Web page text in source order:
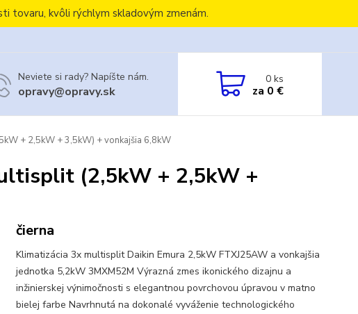
tovaru, kvôli rýchlym skladovým zmenám.
Neviete si rady? Napíšte nám.
opravy@opravy.sk
0ks
za 0 €
+ 2,5kW + 3,5kW) + vonkajšia 6,8kW
(2,5kW + 2,5kW +
čierna
Klimatizácia 3x multisplit Daikin Emura 2,5kW FTXJ25AW a vonkajšia
jednotka 5,2kW 3MXM52M Výrazná zmes ikonického dizajnu a
inžinierskej výnimočnosti s elegantnou povrchovou úpravou v matno
bielej farbe Navrhnutá na dokonalé vyváženie technologického